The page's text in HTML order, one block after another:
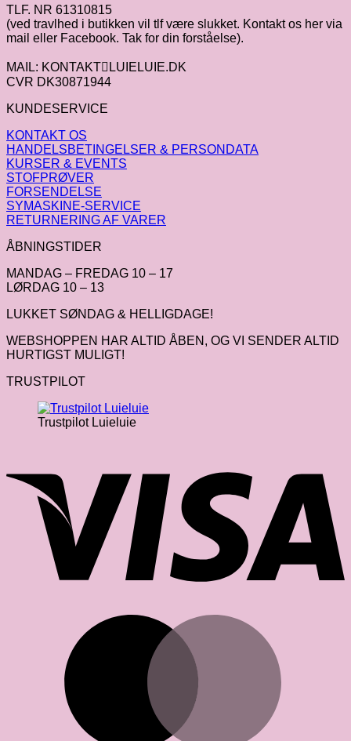
TLF. NR 61310815
(ved travlhed i butikken vil tlf være slukket. Kontakt os her via
mail eller Facebook. Tak for din forståelse).
MAIL: KONTAKTLUIELUIE.DK
CVR DK30871944
KUNDESERVICE
KONTAKT OS
HANDELSBETINGELSER & PERSONDATA
KURSER & EVENTS
STOFPRØVER
FORSENDELSE
SYMASKINE-SERVICE
RETURNERING AF VARER
ÅBNINGSTIDER
MANDAG – FREDAG 10 – 17
LØRDAG 10 – 13
LUKKET SØNDAG & HELLIGDAGE!
WEBSHOPPEN HAR ALTID ÅBEN, OG VI SENDER ALTID
HURTIGST MULIGT!
TRUSTPILOT
Trustpilot Luieluie